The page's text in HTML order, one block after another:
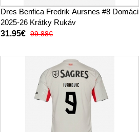
Dres Benfica Fredrik Aursnes #8 Domáci
2025-26 Krátky Rukáv
31.95€ 99.88€